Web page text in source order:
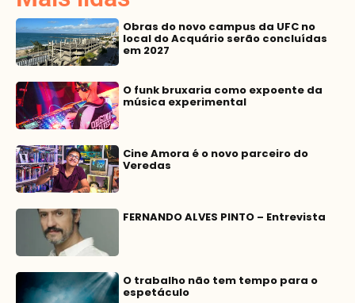
Obras do novo campus da UFC no
local do Acquário serão concluídas
em 2027
O funk bruxaria como expoente da
música experimental
Cine Amora é o novo parceiro do
Veredas
FERNANDO ALVES PINTO – Entrevista
O trabalho não tem tempo para o
espetáculo